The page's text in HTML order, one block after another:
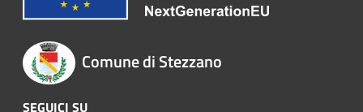
Comune di Stezzano
SEGUICI SU